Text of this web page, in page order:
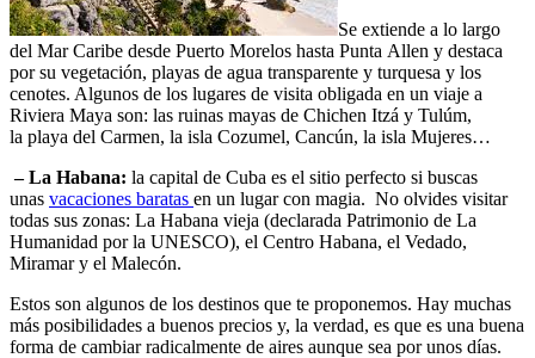
Se extiende a lo largo
del Mar Caribe desde Puerto Morelos hasta Punta Allen y destaca
por su vegetación, playas de agua transparente y turquesa y los
cenotes. Algunos de los lugares de visita obligada en un viaje a
Riviera Maya son: las ruinas mayas de Chichen Itzá y Tulúm,
la playa del Carmen, la isla Cozumel, Cancún, la isla Mujeres…
– La Habana: la capital de Cuba es el sitio perfecto si buscas
unas vacaciones baratas en un lugar con magia. No olvides visitar
todas sus zonas: La Habana vieja (declarada Patrimonio de La
Humanidad por la UNESCO), el Centro Habana, el Vedado,
Miramar y el Malecón.
Estos son algunos de los destinos que te proponemos. Hay muchas
más posibilidades a buenos precios y, la verdad, es que es una buena
forma de cambiar radicalmente de aires aunque sea por unos días.